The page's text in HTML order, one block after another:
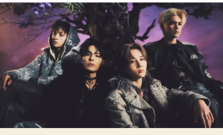
r
d
o
p
o
t
d
e
p
b
l
c
a
ç
ã
o
O
L
F
H
O
H
A
R
M
O